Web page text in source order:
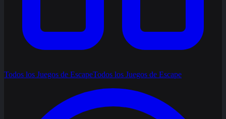
Todos los Juegos de EscapeTodos los Juegos de Escape